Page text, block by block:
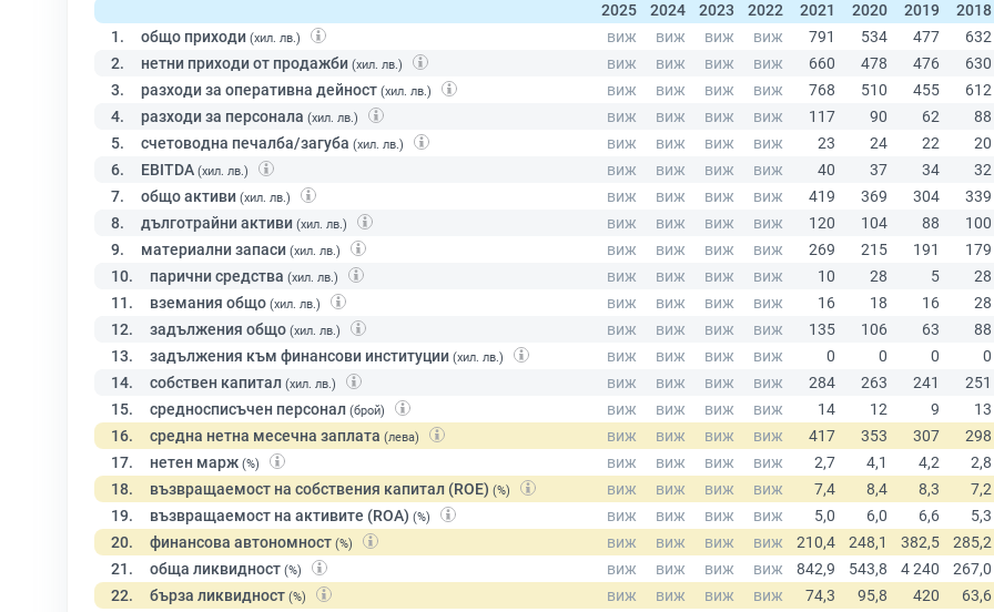
2025
2024 2023 2022 2021 2020 2019
2018
1.
общо приходи (хил. лв.)
2. нетни приходи от продажби (хил. лв.)
3. разходи за оперативна дейност (хил. лв.)
4. разходи за персонала (хил. лв.)
5. счетоводна печалба/загуба (хил. лв.)
6. EBITDA (хил. лв.)
7. общо активи (хил. лв.)
8. дълготрайни активи (хил. лв.)
9. материални запаси (хил. лв.)
10. парични средства (хил. лв.)
11. вземания общо (хил. лв.)
12. задължения общо (хил. лв.)
13. задължения към финансови институции (хил. лв.)
14. собствен капитал (хил. лв.)
15. средносписъчен персонал (брой)
16. средна нетна месечна заплата (лева)
17. нетен марж (%)
18. възвращаемост на собствения капитал (ROE) (%)
19. възвращаемост на активите (ROA) (%)
20. финансова автономност (%)
21. обща ликвидност (%)
22. бърза ликвидност (%)